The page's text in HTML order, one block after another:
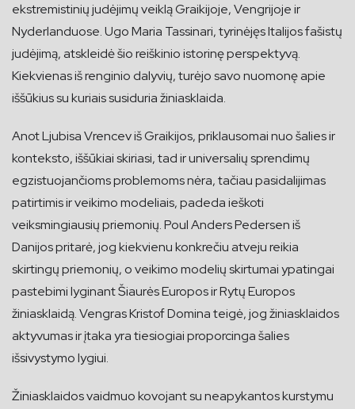
ekstremistinių judėjimų veiklą Graikijoje, Vengrijoje ir
Nyderlanduose. Ugo Maria Tassinari, tyrinėjęs Italijos fašistų
judėjimą, atskleidė šio reiškinio istorinę perspektyvą.
Kiekvienas iš renginio dalyvių, turėjo savo nuomonę apie
iššūkius su kuriais susiduria žiniasklaida.
Anot Ljubisa Vrencev iš Graikijos, priklausomai nuo šalies ir
konteksto, iššūkiai skiriasi, tad ir universalių sprendimų
egzistuojančioms problemoms nėra, tačiau pasidalijimas
patirtimis ir veikimo modeliais, padeda ieškoti
veiksmingiausių priemonių. Poul Anders Pedersen iš
Danijos pritarė, jog kiekvienu konkrečiu atveju reikia
skirtingų priemonių, o veikimo modelių skirtumai ypatingai
pastebimi lyginant Šiaurės Europos ir Rytų Europos
žiniasklaidą. Vengras Kristof Domina teigė, jog žiniasklaidos
aktyvumas ir įtaka yra tiesiogiai proporcinga šalies
išsivystymo lygiui.
Žiniasklaidos vaidmuo kovojant su neapykantos kurstymu